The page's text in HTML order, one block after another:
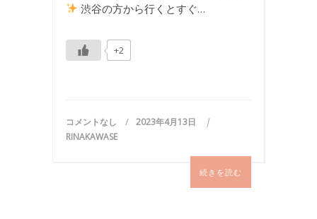
渋谷の方から行くとすぐ…
+2
コメントなし
2023年4月13日
RINAKAWASE
続きを読む